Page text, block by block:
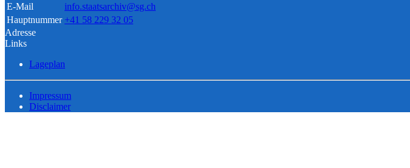
E-Mail
info.staatsarchiv@sg.ch
Hauptnummer +41 58 229 32 05
Adresse
Links
Lageplan
Impressum
Disclaimer